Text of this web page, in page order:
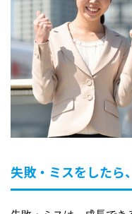
失敗・ミスをしたら